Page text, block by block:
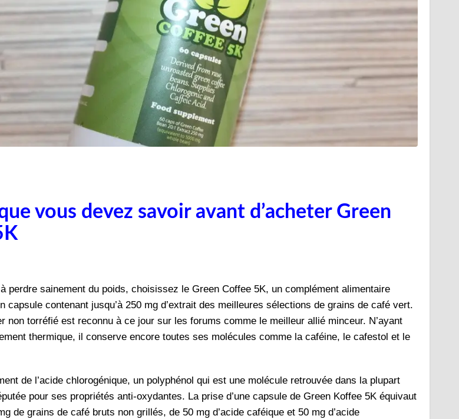
vous devez savoir avant d’acheter Green
perdre sainement du poids, choisissez le Green Coffee 5K, un complément alimentaire
capsule contenant jusqu’à 250 mg d’extrait des meilleures sélections de grains de café vert.
non torréfié est reconnu à ce jour sur les forums comme le meilleur allié minceur. N’ayant
thermique, il conserve encore toutes ses molécules comme la caféine, le cafestol et le
de l’acide chlorogénique, un polyphénol qui est une molécule retrouvée dans la plupart
pour ses propriétés anti-oxydantes. La prise d’une capsule de Green Koffee 5K équivaut
de grains de café bruts non grillés, de 50 mg d’acide caféique et 50 mg d’acide